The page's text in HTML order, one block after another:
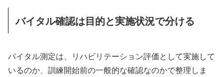
バイタル確認は目的と実施状況で分ける
バイタル測定は、リハビリテーション評価として実施して
いるのか、訓練開始前の一般的な確認なのかで整理しま